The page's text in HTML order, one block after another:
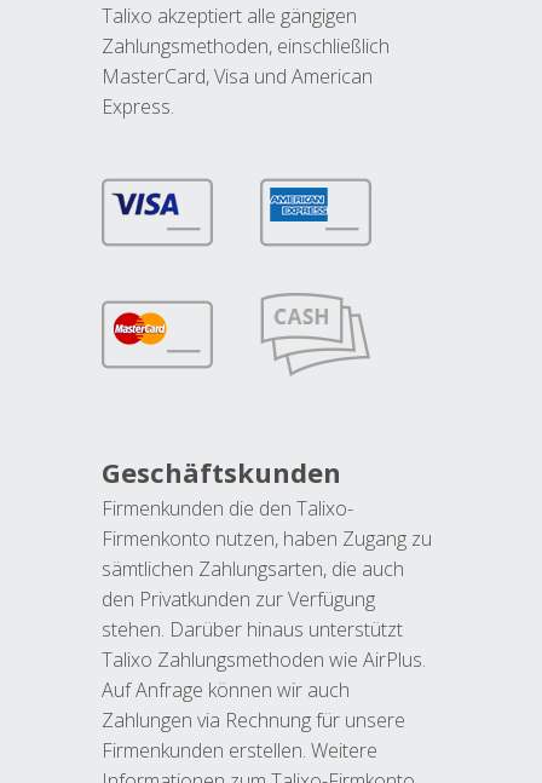
Talixo akzeptiert alle gängigen
Zahlungsmethoden, einschließlich
MasterCard, Visa und American
Express.
Geschäftskunden
Firmenkunden die den Talixo-
Firmenkonto nutzen, haben Zugang zu
sämtlichen Zahlungsarten, die auch
den Privatkunden zur Verfügung
stehen. Darüber hinaus unterstützt
Talixo Zahlungsmethoden wie AirPlus.
Auf Anfrage können wir auch
Zahlungen via Rechnung für unsere
Firmenkunden erstellen. Weitere